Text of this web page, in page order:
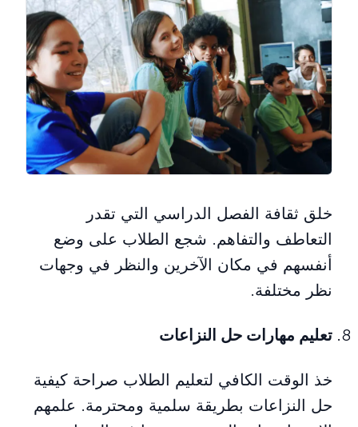
خلق ثقافة الفصل الدراسي التي تقدر
التعاطف والتفاهم. شجع الطلاب على وضع
أنفسهم في مكان الآخرين والنظر في وجهات
نظر مختلفة.
تعليم مهارات حل النزاعات
خذ الوقت الكافي لتعليم الطلاب صراحة كيفية
حل النزاعات بطريقة سلمية ومحترمة. علمهم